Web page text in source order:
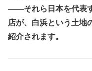
――それら日本を代表
店が、白浜という土地
紹介されます。